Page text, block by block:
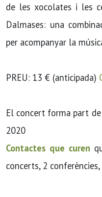
de les xocolates i les
Dalmases: una
per acompanyar la
PREU: 13 € (anticipada)
El concert forma part
2020
Contactes que curen
concerts, 2